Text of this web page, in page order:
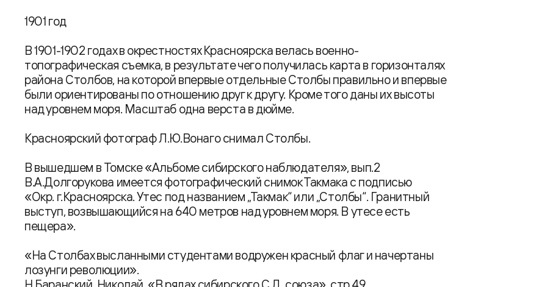
1901 год
В 1901-1902 годах в окрестностях Красноярска велась военно-
топографическая съемка, в результате чего получилась карта в горизонталях
района Столбов, на которой впервые отдельные Столбы правильно и впервые
были ориентированы по отношению друг к другу. Кроме того даны их высоты
над уровнем моря. Масштаб одна верста в дюйме.
Красноярский фотограф Л.Ю.Вонаго снимал Столбы.
В вышедшем в Томске «Альбоме сибирского наблюдателя», вып.2
В.А.Долгорукова имеется фотографический снимок Такмака с подписью
«Окр. г.Красноярска. Утес под названием „Такмак“ или „Столбы“. Гранитный
выступ, возвышающийся на 640 метров над уровнем моря. В утесе есть
пещера».
«На Столбах высланными студентами водружен красный флаг и начертаны
лозунги революции».